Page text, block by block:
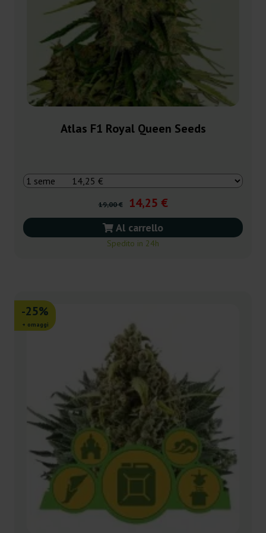
Atlas F1 Royal Queen Seeds
19,00 € 14,25 €
Al carrello
Spedito in 24h
-25%
+ omaggi